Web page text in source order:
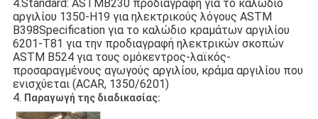
4.Standard: ASTMB230 προδιαγραφή για το καλώδιο
αργιλίου 1350-H19 για ηλεκτρικούς λόγους ASTM
B398Specification για το καλώδιο κραμάτων αργιλίου
6201-T81 για την προδιαγραφή ηλεκτρικών σκοπών
ASTM B524 για τους ομόκεντρος-λαϊκός-
προσαραγμένους αγωγούς αργιλίου, κράμα αργιλίου που
ενισχύεται (ACAR, 1350/6201)
4. Παραγωγή της διαδικασίας: